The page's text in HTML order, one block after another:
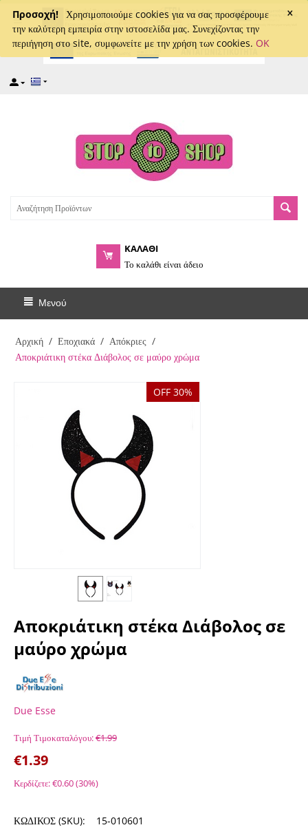
×
Προσοχή! Χρησιμοποιούμε cookies για να σας προσφέρουμε
την καλύτερη εμπειρία στην ιστοσελίδα μας. Συνεχίζοντας την
περιήγηση στο site, συμφωνείτε με την χρήση των cookies. OK
captcha
ΚΑΛΑΘΙ
Το καλάθι είναι άδειο
Μενού
Αρχική / Εποχιακά / Απόκριες /
Αποκριάτικη στέκα Διάβολος σε μαύρο χρώμα
OFF 30%
Αποκριάτικη στέκα Διάβολος σε
μαύρο χρώμα
Due Esse
Τιμή Τιμοκαταλόγου:€1.99
€1.39
Κερδίζετε:€0.60(30%)
ΚΩΔΙΚΟΣ (SKU):
15-010601